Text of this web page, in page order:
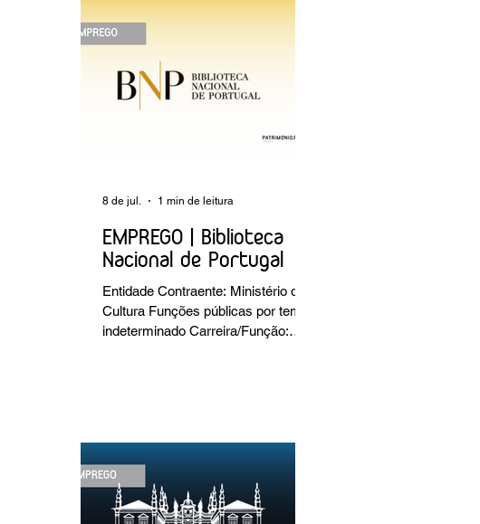
EMPREGO | Biblioteca
Nacional de Portugal
Entidade Contraente: Ministério da
Cultura Funções públicas por tempo
indeterminado Carreira/Função:
espécies bibliográficas
intervencionadas; execução dos
programas de conservação
8 de jul. 1 min de leitura